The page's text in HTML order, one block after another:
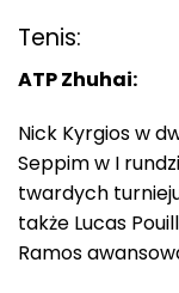
Tenis:
ATP Zhuhai:
Nick Kyrgios w
Seppim w I
twardych
także Lucas
Ramos